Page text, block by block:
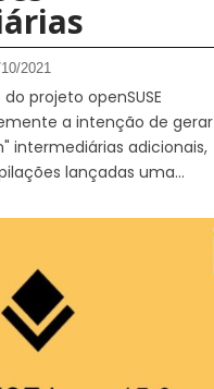
2021
projeto openSUSE
a intenção de gerar
intermediárias adicionais,
lançadas uma…